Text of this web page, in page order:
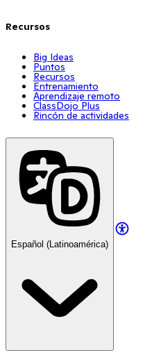
Recursos
Big Ideas
Puntos
Recursos
Entrenamiento
Aprendizaje remoto
ClassDojo Plus
Rincón de actividades
Español (Latinoamérica)